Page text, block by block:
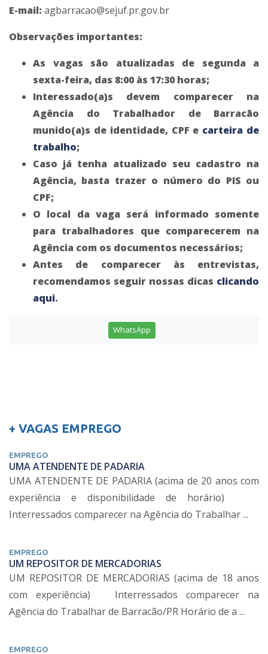
E-mail: agbarracao@sejuf.pr.gov.br
Observações importantes:
As vagas são atualizadas de segunda a
sexta-feira, das 8:00 às 17:30 horas;
Interessado(a)s devem comparecer na
Agência do Trabalhador de Barracão
munido(a)s de identidade, CPF e carteira de
trabalho;
Caso já tenha atualizado seu cadastro na
Agência, basta trazer o número do PIS ou
CPF;
O local da vaga será informado somente
para trabalhadores que comparecerem na
Agência com os documentos necessários;
Antes de comparecer às entrevistas,
recomendamos seguir nossas dicas clicando
aqui.
WhatsApp
+ VAGAS EMPREGO
EMPREGO
UMA ATENDENTE DE PADARIA
UMA ATENDENTE DE PADARIA (acima de 20 anos com
experiência e disponibilidade de horário)
Interressados comparecer na Agência do Trabalhar ...
EMPREGO
UM REPOSITOR DE MERCADORIAS
UM REPOSITOR DE MERCADORIAS (acima de 18 anos
com experiência) Interressados comparecer na
Agência do Trabalhar de Barracão/PR Horário de a ...
EMPREGO